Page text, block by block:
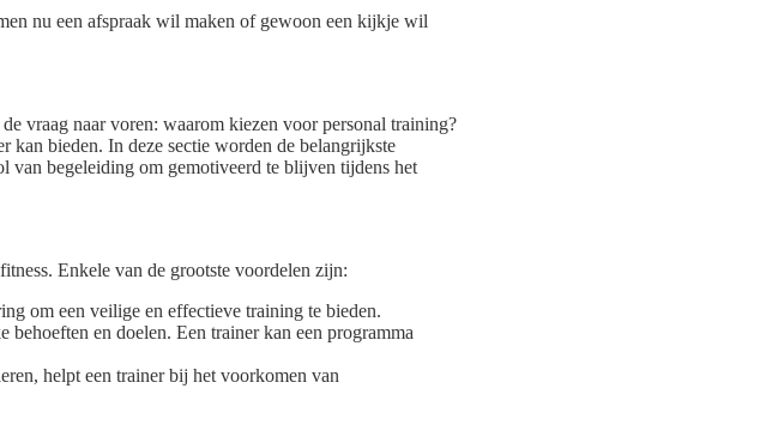
nu een afspraak wil maken of gewoon een kijkje wil
vraag naar voren: waarom kiezen voor personal training?
bieden. In deze sectie worden de belangrijkste
van begeleiding om gemotiveerd te blijven tijdens het
Enkele van de grootste voordelen zijn:
om een veilige en effectieve training te bieden.
behoeften en doelen. Een trainer kan een programma
helpt een trainer bij het voorkomen van